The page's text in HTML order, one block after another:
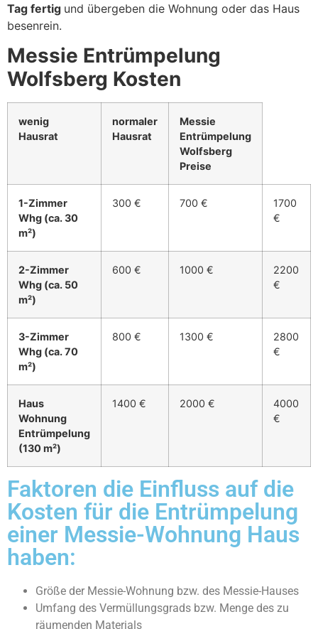
Tag fertig und übergeben die Wohnung oder das Haus
besenrein.
Messie Entrümpelung
Wolfsberg Kosten
wenig
Hausrat
normaler
Hausrat
Messie
Entrümpelung
Wolfsberg
Preise
1-Zimmer
Whg (ca. 30
m²)
300 € 700 €
1700
€
2-Zimmer
Whg (ca. 50
m²)
600 € 1000 €
2200
€
3-Zimmer
Whg (ca. 70
m²)
800 € 1300 €
2800
€
Haus
Wohnung
Entrümpelung
(130 m²)
1400 € 2000 €
4000
€
Faktoren die Einfluss auf die
Kosten für die Entrümpelung
einer Messie-Wohnung Haus
haben:
Größe der Messie-Wohnung bzw. des Messie-Hauses
Umfang des Vermüllungsgrads bzw. Menge des zu
räumenden Materials